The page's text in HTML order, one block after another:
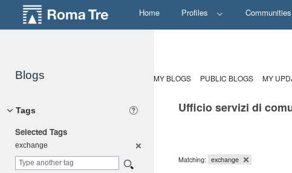
Home Profiles Communities
Blogs MY BLOGS PUBLIC BLOGS MY
Tags
Selected Tags
exchange
Ufficio servizi di
Matching: exchange